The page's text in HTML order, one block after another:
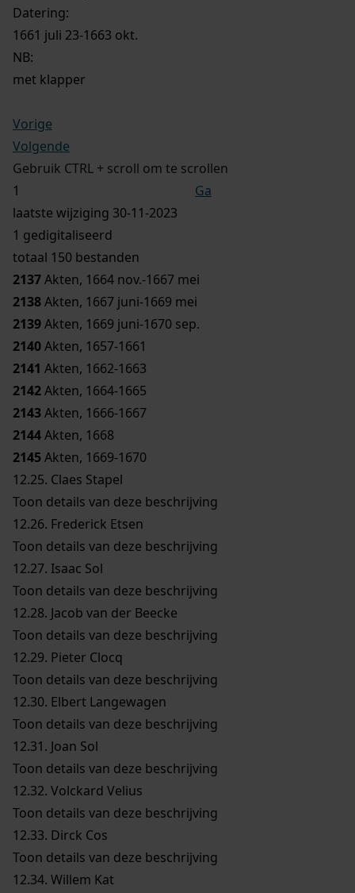
Datering:
1661 juli 23-1663 okt.
NB:
met klapper
Vorige
Volgende
Gebruik CTRL + scroll om te scrollen
Ga
laatste wijziging 30-11-2023
1 gedigitaliseerd
totaal 150 bestanden
2137Akten, 1664 nov.-1667 mei
2138Akten, 1667 juni-1669 mei
2139Akten, 1669 juni-1670 sep.
2140Akten, 1657-1661
2141 Akten, 1662-1663
2142Akten, 1664-1665
2143Akten, 1666-1667
2144Akten, 1668
2145Akten, 1669-1670
12.25. Claes Stapel
Toon details van deze beschrijving
12.26. Frederick Etsen
Toon details van deze beschrijving
12.27. Isaac Sol
Toon details van deze beschrijving
12.28. Jacob van der Beecke
Toon details van deze beschrijving
12.29. Pieter Clocq
Toon details van deze beschrijving
12.30. Elbert Langewagen
Toon details van deze beschrijving
12.31. Joan Sol
Toon details van deze beschrijving
12.32. Volckard Velius
Toon details van deze beschrijving
12.33. Dirck Cos
Toon details van deze beschrijving
12.34. Willem Kat